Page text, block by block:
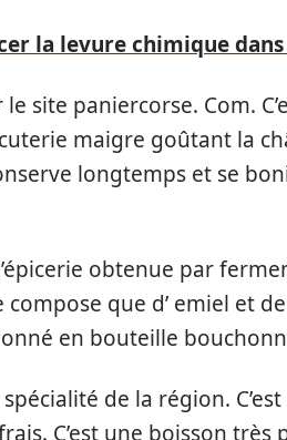
la levure chimique
site paniercorse. Com.
maigre goûtant la
longtemps et se
obtenue par
que d’ emiel et
en bouteille
de la région.
C’est une boisson très